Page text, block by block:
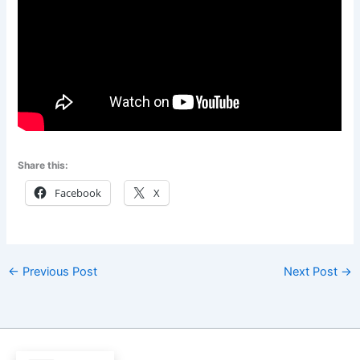
Share this:
Facebook X
← Previous Post Next Post →